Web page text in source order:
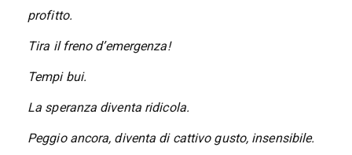
profitto.
Tira il freno d’emergenza!
Tempi bui.
La speranza diventa ridicola.
Peggio ancora, diventa di cattivo gusto, insensibile.